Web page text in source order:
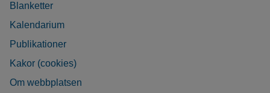
Blanketter
Kalendarium
Publikationer
Kakor (cookies)
Om webbplatsen